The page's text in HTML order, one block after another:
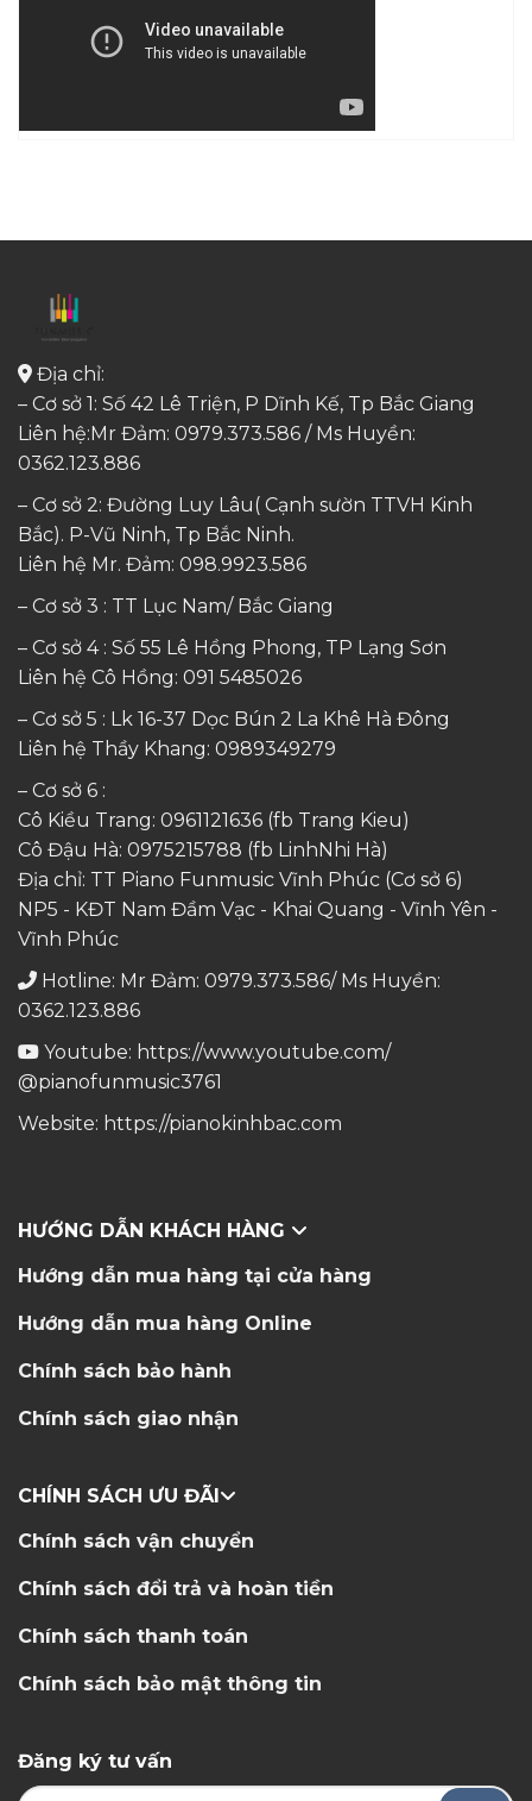
Địa chỉ:
– Cơ sở 1: Số 42 Lê Triện, P Dĩnh Kế, Tp Bắc Giang
Liên hệ:Mr Đảm: 0979.373.586 / Ms Huyền:
0362.123.886
– Cơ sở 2: Đường Luy Lâu( Cạnh sườn TTVH Kinh
Bắc). P-Vũ Ninh, Tp Bắc Ninh.
Liên hệ Mr. Đảm: 098.9923.586
– Cơ sở 3 : TT Lục Nam/ Bắc Giang
– Cơ sở 4 : Số 55 Lê Hồng Phong, TP Lạng Sơn
Liên hệ Cô Hồng: 091 5485026
– Cơ sở 5 : Lk 16-37 Dọc Bún 2 La Khê Hà Đông
Liên hệ Thầy Khang: 0989349279
– Cơ sở 6 :
Cô Kiều Trang: 0961121636 (fb Trang Kieu)
Cô Đậu Hà: 0975215788 (fb LinhNhi Hà)
Địa chỉ: TT Piano Funmusic Vĩnh Phúc (Cơ sở 6)
NP5 - KĐT Nam Đầm Vạc - Khai Quang - Vĩnh Yên -
Vĩnh Phúc
Hotline: Mr Đảm: 0979.373.586/ Ms Huyền:
0362.123.886
Youtube: https://www.youtube.com/
@pianofunmusic3761
Website: https://pianokinhbac.com
HƯỚNG DẪN KHÁCH HÀNG
Hướng dẫn mua hàng tại cửa hàng
Hướng dẫn mua hàng Online
Chính sách bảo hành
Chính sách giao nhận
CHÍNH SÁCH ƯU ĐÃI
Chính sách vận chuyển
Chính sách đổi trả và hoàn tiền
Chính sách thanh toán
Chính sách bảo mật thông tin
Đăng ký tư vấn